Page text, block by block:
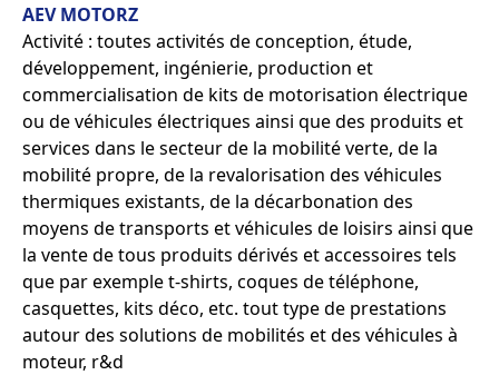
AEV MOTORZ
Activité : toutes activités de conception, étude,
développement, ingénierie, production et
commercialisation de kits de motorisation électrique
ou de véhicules électriques ainsi que des produits et
services dans le secteur de la mobilité verte, de la
mobilité propre, de la revalorisation des véhicules
thermiques existants, de la décarbonation des
moyens de transports et véhicules de loisirs ainsi que
la vente de tous produits dérivés et accessoires tels
que par exemple t-shirts, coques de téléphone,
casquettes, kits déco, etc. tout type de prestations
autour des solutions de mobilités et des véhicules à
moteur, r&d